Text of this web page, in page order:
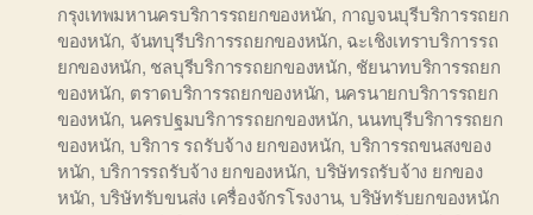
กรุงเทพมหานครบริการรถยกของหนัก, กาญจนบุรีบริการรถยก
ของหนัก, จันทบุรีบริการรถยกของหนัก, ฉะเชิงเทราบริการรถ
ยกของหนัก, ชลบุรีบริการรถยกของหนัก, ชัยนาทบริการรถยก
ของหนัก, ตราดบริการรถยกของหนัก, นครนายกบริการรถยก
ของหนัก, นครปฐมบริการรถยกของหนัก, นนทบุรีบริการรถยก
ของหนัก, บริการ รถรับจ้าง ยกของหนัก, บริการรถขนสงของ
หนัก, บริการรถรับจ้าง ยกของหนัก, บริษัทรถรับจ้าง ยกของ
หนัก, บริษัทรับขนส่ง เครื่องจักรโรงงาน, บริษัทรับยกของหนัก